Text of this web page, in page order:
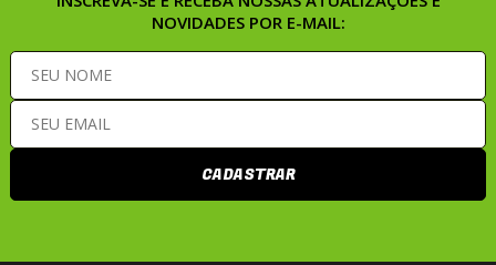
NOVIDADES POR E-MAIL:
CADASTRAR